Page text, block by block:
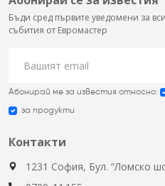
Бъди сред първите уведомени за
събития от Евромастер
Абонирай ме за известия относно:
за продукти
Контакти
1231 София, Бул. “Ломско